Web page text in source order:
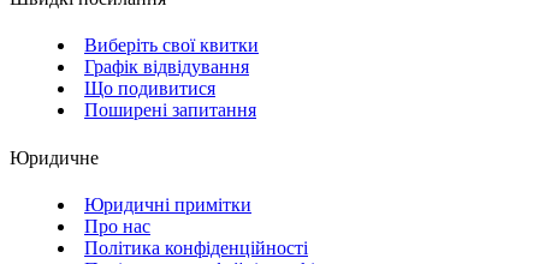
Виберіть свої квитки
Графік відвідування
Що подивитися
Поширені запитання
Юридичне
Юридичні примітки
Про нас
Політика конфіденційності